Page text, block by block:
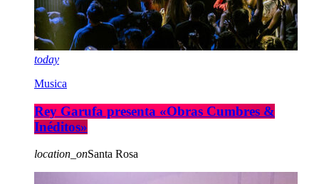
today
Musica
Rey Garufa presenta «Obras Cumbres &
Inéditos»
location_onSanta Rosa